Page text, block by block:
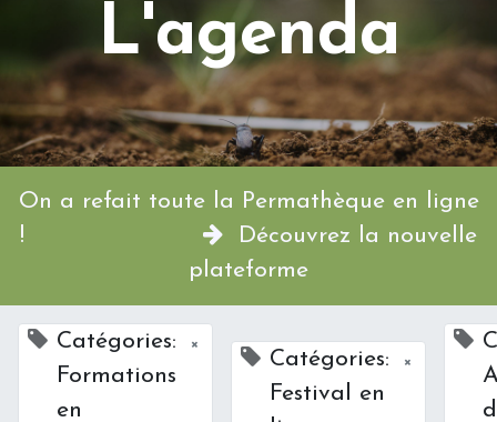
L'agenda
On a refait toute la Permathèque en ligne
!
Découvrez la nouvelle
plateforme
Catégories:
Formations
en
×
Catégories:
Festival en
×